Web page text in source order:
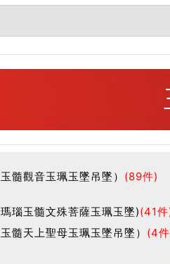
髓觀音玉珮玉墜吊墜） (89件)
瑙玉髓文殊菩薩玉珮玉墜)(41件
髓天上聖母玉珮玉墜吊墜） (4